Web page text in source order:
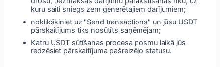
kuru saiti sniegs zem ģenerētajiem darījumiem;
noklikšķiniet uz "Send transactions" un jūsu USDT
pārskaitījums tiks nosūtīts saņēmējam;
Katru USDT sūtīšanas procesa posmu laikā jūs
redzēsiet pārskaitījuma pašreizējo statusu.